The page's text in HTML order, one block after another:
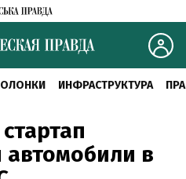
ИНФРАСТРУКТУРА
автомобили в